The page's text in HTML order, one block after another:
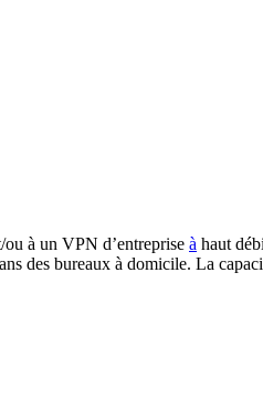
à un VPN d’entreprise à haut
des bureaux à domicile. La